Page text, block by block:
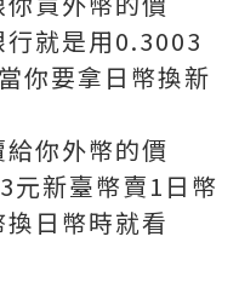
就是用0.3003
你要拿日幣換新
你外幣的價
元新臺幣賣1日幣
日幣時就看